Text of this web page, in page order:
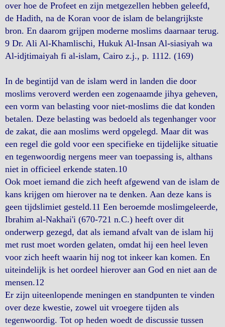
over hoe de Profeet en zijn metgezellen hebben geleefd,
de Hadith, na de Koran voor de islam de belangrijkste
bron. En daarom grijpen moderne moslims daarnaar terug.
9 Dr. Ali Al-Khamlischi, Hukuk Al-Insan Al-siasiyah wa
Al-idjtimaiyah fi al-islam, Cairo z.j., p. 1112. (169)
In de begintijd van de islam werd in landen die door
moslims veroverd werden een zogenaamde jihya geheven,
een vorm van belasting voor niet-moslims die dat konden
betalen. Deze belasting was bedoeld als tegenhanger voor
de zakat, die aan moslims werd opgelegd. Maar dit was
een regel die gold voor een specifieke en tijdelijke situatie
en tegenwoordig nergens meer van toepassing is, althans
niet in officieel erkende staten.10
Ook moet iemand die zich heeft afgewend van de islam de
kans krijgen om hierover na te denken. Aan deze kans is
geen tijdslimiet gesteld.11 Een beroemde moslimgeleerde,
Ibrahim al-Nakhai'i (670-721 n.C.) heeft over dit
onderwerp gezegd, dat als iemand afvalt van de islam hij
met rust moet worden gelaten, omdat hij een heel leven
voor zich heeft waarin hij nog tot inkeer kan komen. En
uiteindelijk is het oordeel hierover aan God en niet aan de
mensen.12
Er zijn uiteenlopende meningen en standpunten te vinden
over deze kwestie, zowel uit vroegere tijden als
tegenwoordig. Tot op heden woedt de discussie tussen